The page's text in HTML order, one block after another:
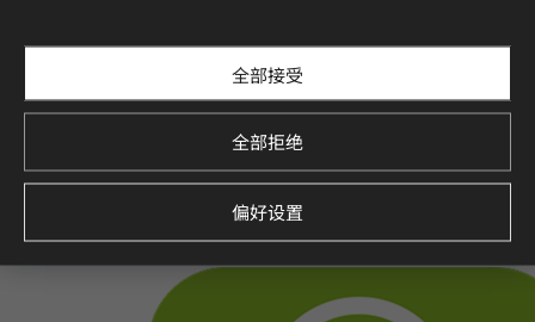
全部接受
全部拒绝
偏好设置